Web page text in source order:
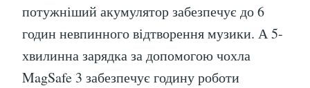
потужніший акумулятор забезпечує до 6
годин невпинного відтворення музики. А 5-
хвилинна зарядка за допомогою чохла
MagSafe 3 забезпечує годину роботи